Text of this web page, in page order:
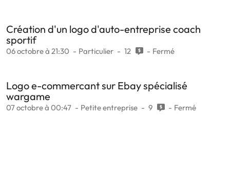
Création d'un logo d'auto-entreprise coach
sportif
06 octobre à 21:30 Particulier 12 Fermé
Logo e-commercant sur Ebay spécialisé
wargame
07 octobre à 00:47 Petite entreprise 9 Fermé